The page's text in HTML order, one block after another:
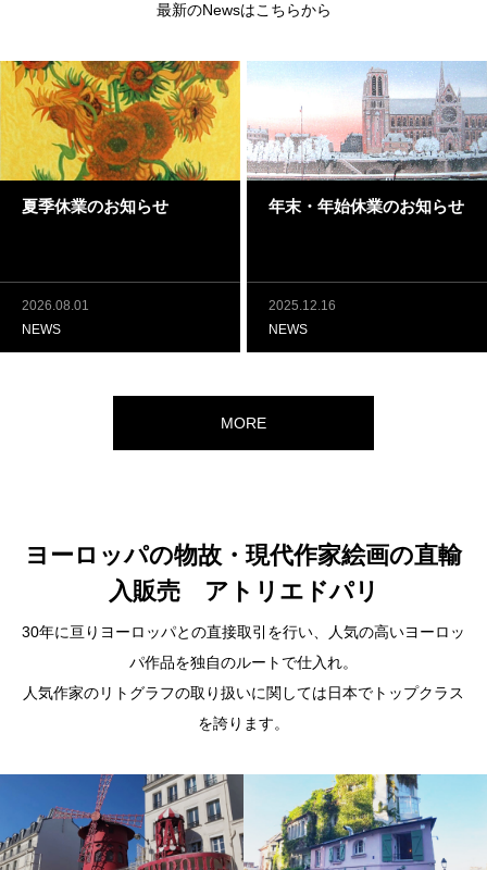
最新のNewsはこちらから
夏季休業のお知らせ
2026.08.01
NEWS
年末・年始休業のお知らせ
2025.12.16
NEWS
MORE
ヨーロッパの物故・現代作家絵画の直輸
入販売 アトリエドパリ
30年に亘りヨーロッパとの直接取引を行い、人気の高いヨーロッ
パ作品を独自のルートで仕入れ。
人気作家のリトグラフの取り扱いに関しては日本でトップクラス
を誇ります。